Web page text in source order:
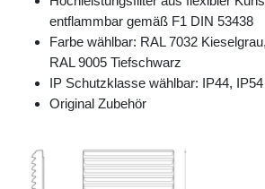
entflammbar gemäß F1 DIN 53438
Farbe wählbar: RAL 7032
RAL 9005 Tiefschwarz
IP Schutzklasse wählbar: IP44, IP54
Original Zubehör